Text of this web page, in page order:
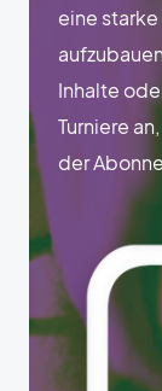
eine
Inhalte
Turniere
der